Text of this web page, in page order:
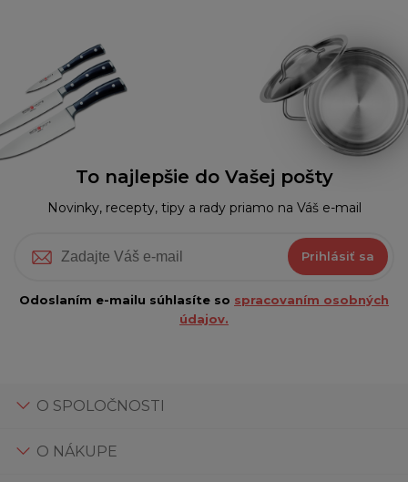
To najlepšie do Vašej pošty
Novinky, recepty, tipy a rady priamo na Váš e-mail
Prihlásiť sa
Odoslaním e-mailu súhlasíte so spracovaním osobných
údajov.
O SPOLOČNOSTI
O NÁKUPE